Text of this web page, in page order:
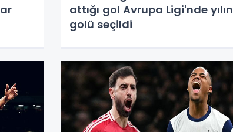
attığı gol Avrupa Ligi'nde yılın
golü seçildi